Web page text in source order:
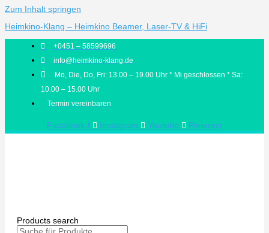
Zum Inhalt springen
Heimkino-Klang – Heimkino Beamer, Laser-TV & HiFi
+0451 – 58599696
info@heimkino-klang.de
Mo, Die, Do, Fri: 13.00 – 19.00 Uhr * Mi geschlossen * Sa:
10.00 – 15.00 Uhr
Termin vereinbaren
Facebook-f Instagram Youtube Pinterest
Products search